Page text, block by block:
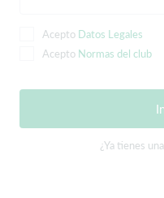
Acepto Datos Legales
Acepto Normas del club
¿Ya tienes